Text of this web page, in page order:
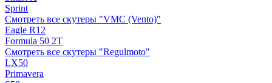
Sprint
Смотреть все скутеры "VMC (Vento)"
Eagle R12
Formula 50 2Т
Смотреть все скутеры "Regulmoto"
LX50
Primavera